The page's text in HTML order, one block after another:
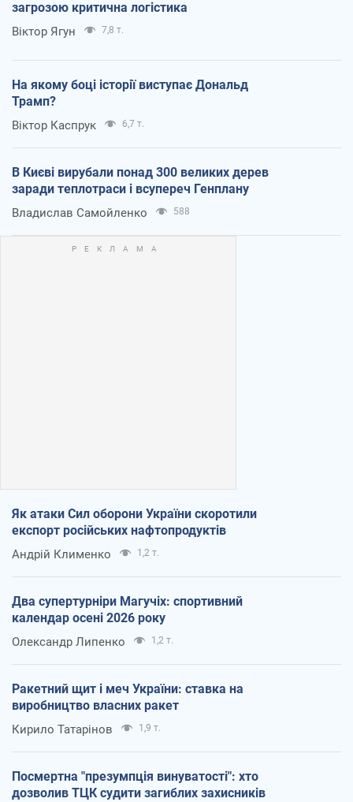
загрозою критична логістика
Віктор Ягун 7,8 т.
На якому боці історії виступає Дональд
Трамп?
Віктор Каспрук 6,7 т.
В Києві вирубали понад 300 великих дерев
заради теплотраси і всупереч Генплану
Владислав Самойленко 588
Як атаки Сил оборони України скоротили
експорт російських нафтопродуктів
Андрій Клименко 1,2 т.
Два супертурніри Магучіх: спортивний
календар осені 2026 року
Олександр Липенко 1,2 т.
Ракетний щит і меч України: ставка на
виробництво власних ракет
Кирило Татарінов 1,9 т.
Посмертна "презумпція винуватості": хто
дозволив ТЦК судити загиблих захисників